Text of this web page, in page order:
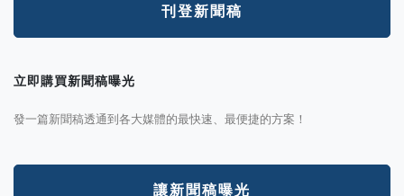
刊登新聞稿
立即購買新聞稿曝光
發一篇新聞稿透通到各大媒體的最快速、最便捷的方案！
讓新聞稿曝光